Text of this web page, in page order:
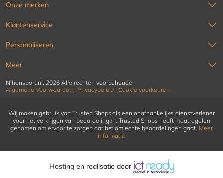
Onze merken
Klantenservice
Personaliseren
Meer
Nihonsport.nl, 2026 Alle rechten voorbehouden
Algemene Voorwaarden | Privacybeleid | Cookie voorkeuren
Wij maken gebruik van Trusted Shops als een onafhankelijke dienstverlener
voor het verkrijgen van beoordelingen. Trusted Shops heeft maatregelen
genomen om ervoor te zorgen dat het om echte beoordelingen gaat. Meer
informatie
Hosting en realisatie door